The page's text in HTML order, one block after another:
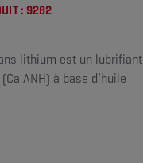
: 9282
lithium est un lubrifiant
ANH) à base d’huile